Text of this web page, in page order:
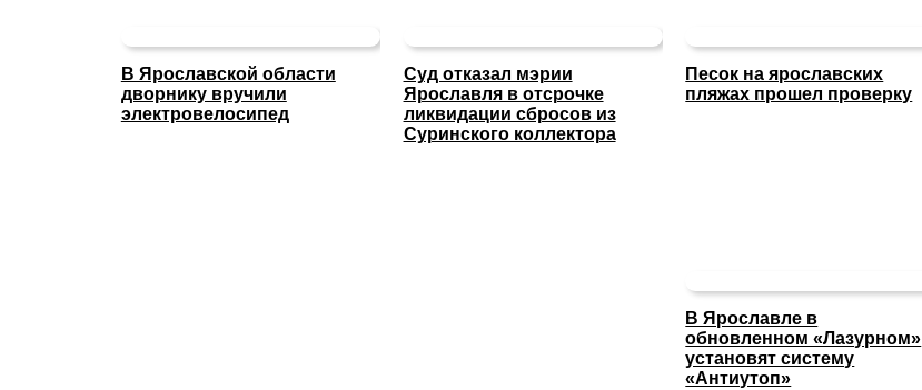
В Ярославской области
дворнику вручили
электровелосипед
Суд отказал мэрии
Ярославля в отсрочке
ликвидации сбросов из
Суринского коллектора
Песок на ярославских
пляжах прошел проверку
В Ярославле в
обновленном «Лазурном»
установят систему
«Антиутоп»